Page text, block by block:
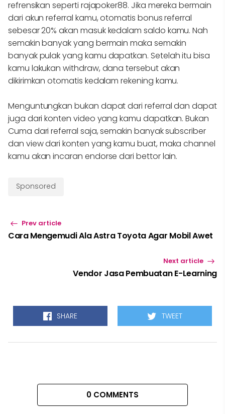
refrensikan seperti rajapoker88. Jika mereka bermain
dari akun referral kamu, otomatis bonus referral
sebesar 20% akan masuk kedalam saldo kamu. Nah
semakin banyak yang bermain maka semakin
banyak pulak yang kamu dapatkan. Setelah itu bisa
kamu lakukan withdraw, dana tersebut akan
dikirimkan otomatis kedalam rekening kamu.
Menguntungkan bukan dapat dari referral dan dapat
juga dari konten video yang kamu dapatkan. Bukan
Cuma dari referral saja, semakin banyak subscriber
dan view dari konten yang kamu buat, maka channel
kamu akan incaran endorse dari bettor lain.
Sponsored
Prev article
Cara Mengemudi Ala Astra Toyota Agar Mobil Awet
Next article
Vendor Jasa Pembuatan E-Learning
SHARE TWEET
0 COMMENTS